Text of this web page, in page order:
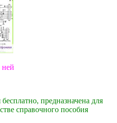
ней
предназначена для
справочного пособия